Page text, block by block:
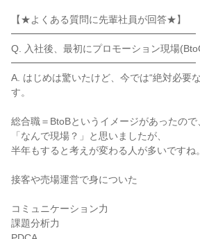
【★よくある質問に先輩社員が回答★】
━━━━━━━━━━━━━━━━━━━
Q. 入社後、最初にプロモーション現場
━━━━━━━━━━━━━━━━━━━
A. はじめは驚いたけど、今では“絶対必要
す。
総合職＝BtoBというイメージがあったので
「なんで現場？」と思いましたが、
半年もすると考えが変わる人が多いですね。
接客や売場運営で身についた
コミュニケーション力
課題分析力